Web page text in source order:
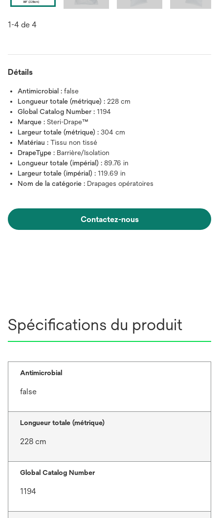
1-4 de 4
Détails
Antimicrobial : false
Longueur totale (métrique) : 228 cm
Global Catalog Number : 1194
Marque : Steri-Drape™
Largeur totale (métrique) : 304 cm
Matériau : Tissu non tissé
DrapeType : Barrière/Isolation
Longueur totale (impérial) : 89.76 in
Largeur totale (impérial) : 119.69 in
Nom de la catégorie : Drapages opératoires
Contactez-nous
Spécifications du produit
Antimicrobial
false
Longueur totale (métrique)
228 cm
Global Catalog Number
1194